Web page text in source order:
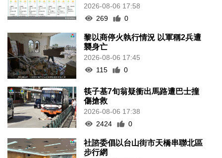
2026-08-06 17:58
269
0
黎以商停火執行情況 以軍稱2兵遭
襲身亡
2026-08-06 17:45
115
0
筷子基7旬翁疑衝出馬路遭巴士撞
傷搶救
2026-08-06 17:38
2424
0
社諮委倡以台山街市天橋串聯北區
步行網